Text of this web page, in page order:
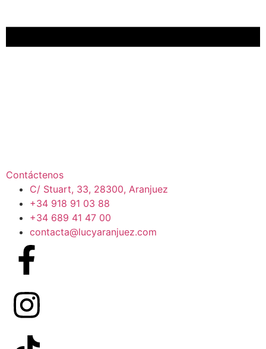
Contáctenos
C/ Stuart, 33, 28300, Aranjuez
+34 918 91 03 88
+34 689 41 47 00
contacta@lucyaranjuez.com